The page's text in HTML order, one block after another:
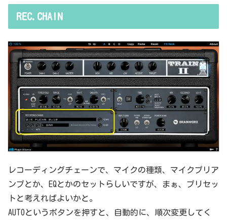
REC.CHAIN
レコーディングチェーンで、マイクの種類、マイクプリア
ンプとか、EQとかのセットらしいですが、まぁ、プリセッ
トと考えればよいかと。
AUTOというボタンを押すと、自動的に、順次変更してく